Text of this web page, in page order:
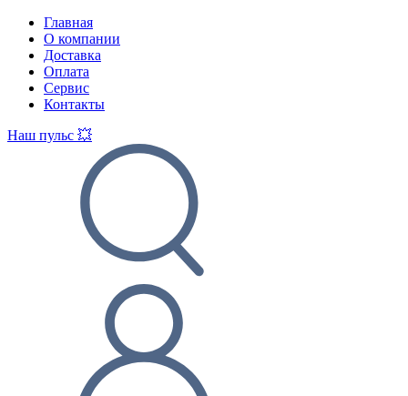
Главная
О компании
Доставка
Оплата
Сервис
Контакты
Наш пульс 💥